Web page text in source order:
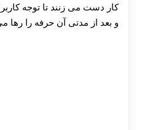
کار دست می زنند تا توجه
و بعد از مدتی آن حرفه را رها